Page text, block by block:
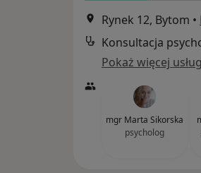
Rynek 12, Bytom •
Konsultacja
Pokaż więcej usług
mgr Marta Sikorska
psycholog